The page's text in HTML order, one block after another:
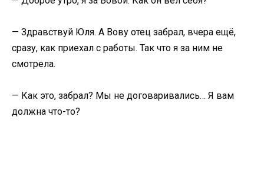
— Здравствуй Юля. А Вову отец забрал, вчера ещё,
сразу, как приехал с работы. Так что я за ним не
смотрела.
— Как это, забрал? Мы не договаривались… Я вам
должна что-то?